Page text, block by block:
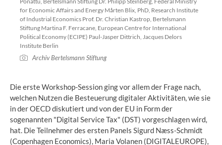
for Economic Affairs and Energy Mårten Blix, PhD, Research Institute
of Industrial Economics Prof. Dr. Christian Kastrop, Bertelsmann
Stiftung Martina F. Ferracane, European Centre for International
Political Economy (ECIPE) Paul-Jasper Dittrich, Jacques Delors
Institute Berlin
Archiv Bertelsmann Stiftung
Die erste Workshop-Session ging vor allem der Frage nach,
welchen Nutzen die Besteuerung digitaler Aktivitäten, wie sie
in der OECD diskutiert und von der EU in Form der
sogenannten "Digital Service Tax" (DST) vorgeschlagen wird,
hat. Die Teilnehmer des ersten Panels Sigurd Næss-Schmidt
(Copenhagen Economics), Maria Volanen (DIGITALEUROPE),